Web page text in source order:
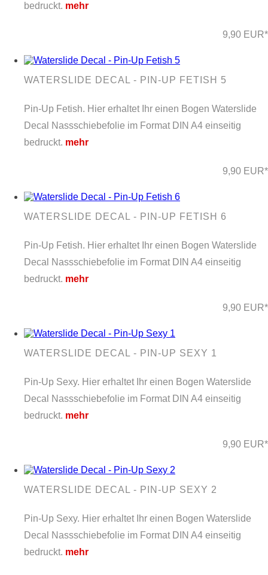
bedruckt. mehr
9,90 EUR*
WATERSLIDE DECAL - PIN-UP FETISH 5
Pin-Up Fetish. Hier erhaltet Ihr einen Bogen Waterslide
Decal Nassschiebefolie im Format DIN A4 einseitig
bedruckt. mehr
9,90 EUR*
WATERSLIDE DECAL - PIN-UP FETISH 6
Pin-Up Fetish. Hier erhaltet Ihr einen Bogen Waterslide
Decal Nassschiebefolie im Format DIN A4 einseitig
bedruckt. mehr
9,90 EUR*
WATERSLIDE DECAL - PIN-UP SEXY 1
Pin-Up Sexy. Hier erhaltet Ihr einen Bogen Waterslide
Decal Nassschiebefolie im Format DIN A4 einseitig
bedruckt. mehr
9,90 EUR*
WATERSLIDE DECAL - PIN-UP SEXY 2
Pin-Up Sexy. Hier erhaltet Ihr einen Bogen Waterslide
Decal Nassschiebefolie im Format DIN A4 einseitig
bedruckt. mehr